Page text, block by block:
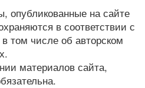
опубликованные на сайте
в соответствии с
том числе об авторском
материалов сайта,